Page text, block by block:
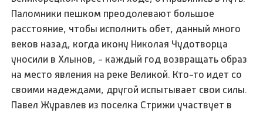
Паломники пешком преодолевают большое
расстояние, чтобы исполнить обет, данный много
веков назад, когда икону Николая Чудотворца
уносили в Хлынов, - каждый год возвращать образ
на место явления на реке Великой. Кто-то идет со
своими надеждами, другой испытывает свои силы.
Павел Журавлев из поселка Стрижи участвует в